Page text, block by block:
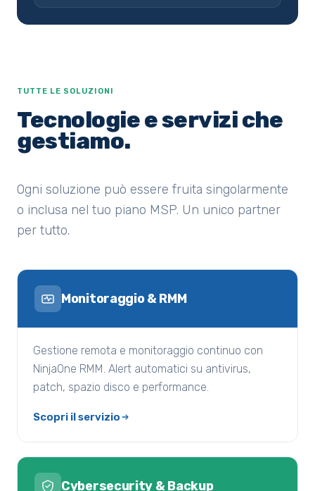
TUTTE LE SOLUZIONI
Tecnologie e servizi che
gestiamo.
Ogni soluzione può essere fruita singolarmente
o inclusa nel tuo piano MSP. Un unico partner
per tutto.
Monitoraggio & RMM
Gestione remota e monitoraggio continuo con
NinjaOne RMM. Alert automatici su antivirus,
patch, spazio disco e performance.
Scopri il servizio
Cybersecurity & Backup